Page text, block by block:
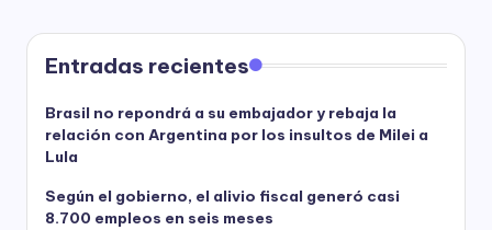
Entradas recientes
Brasil no repondrá a su embajador y rebaja la
relación con Argentina por los insultos de Milei a
Lula
Según el gobierno, el alivio fiscal generó casi
8.700 empleos en seis meses